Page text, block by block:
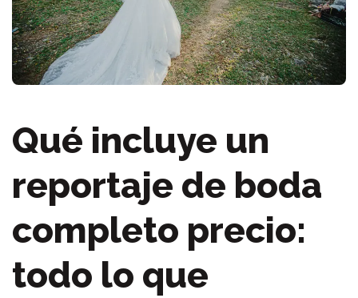
Qué incluye un
reportaje de boda
completo precio:
todo lo que